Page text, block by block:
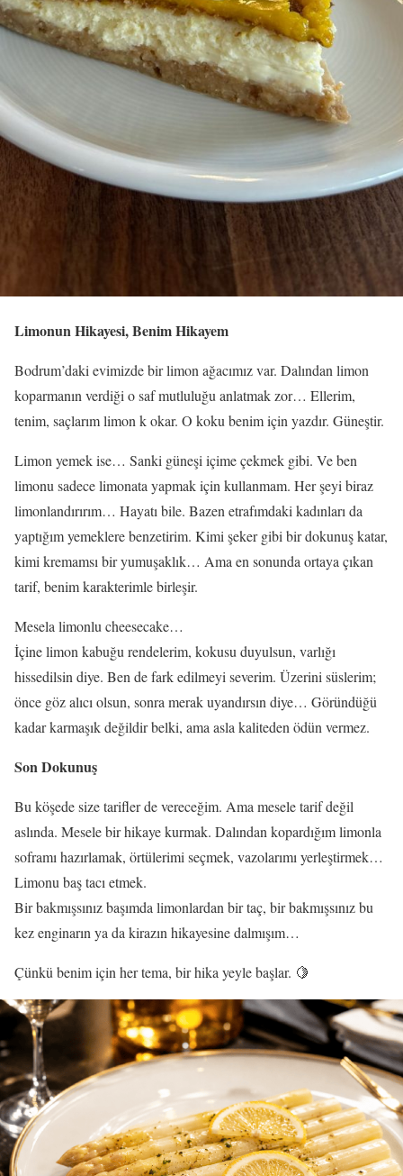
Limonun Hikayesi, Benim Hikayem
Bodrum’daki evimizde bir limon ağacımız var. Dalından limon
koparmanın verdiği o saf mutluluğu anlatmak zor… Ellerim,
tenim, saçlarım limon k okar. O koku benim için yazdır. Güneştir.
Limon yemek ise… Sanki güneşi içime çekmek gibi. Ve ben
limonu sadece limonata yapmak için kullanmam. Her şeyi biraz
limonlandırırım… Hayatı bile. Bazen etrafımdaki kadınları da
yaptığım yemeklere benzetirim. Kimi şeker gibi bir dokunuş katar,
kimi kremamsı bir yumuşaklık… Ama en sonunda ortaya çıkan
tarif, benim karakterimle birleşir.
Mesela limonlu cheesecake…
İçine limon kabuğu rendelerim, kokusu duyulsun, varlığı
hissedilsin diye. Ben de fark edilmeyi severim. Üzerini süslerim;
önce göz alıcı olsun, sonra merak uyandırsın diye… Göründüğü
kadar karmaşık değildir belki, ama asla kaliteden ödün vermez.
Son Dokunuş
Bu köşede size tarifler de vereceğim. Ama mesele tarif değil
aslında. Mesele bir hikaye kurmak. Dalından kopardığım limonla
soframı hazırlamak, örtülerimi seçmek, vazolarımı yerleştirmek…
Limonu baş tacı etmek.
Bir bakmışsınız başımda limonlardan bir taç, bir bakmışsınız bu
kez enginarın ya da kirazın hikayesine dalmışım…
Çünkü benim için her tema, bir hika yeyle başlar. 🍋